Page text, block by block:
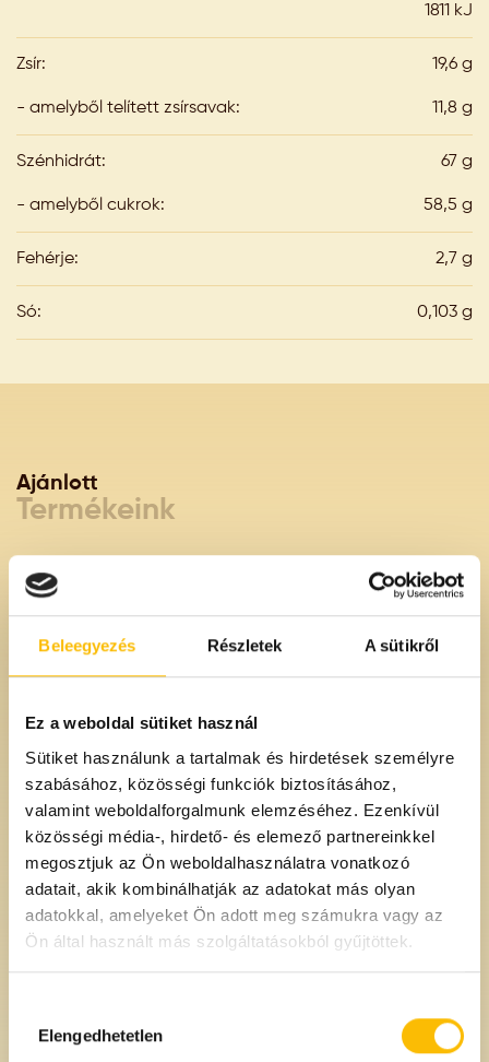
Beleegyezés Részletek A sütikről
Ez a weboldal sütiket használ
Sütiket használunk a tartalmak és hirdetések személyre
szabásához, közösségi funkciók biztosításához,
valamint weboldalforgalmunk elemzéséhez. Ezenkívül
közösségi média-, hirdető- és elemező partnereinkkel
megosztjuk az Ön weboldalhasználatra vonatkozó
adatait, akik kombinálhatják az adatokat más olyan
adatokkal, amelyeket Ön adott meg számukra vagy az
Ön által használt más szolgáltatásokból gyűjtöttek.
kiválasztása
Elengedhetetlen
1811 kJ
Zsír: 19,6 g
- amelyből telített zsírsavak: 11,8 g
Szénhidrát: 67 g
- amelyből cukrok: 58,5 g
Fehérje: 2,7 g
Só: 0,103 g
Ajánlott
Termékeink
Étcsokis kávészem
12900 Ft /kg
Étcsokis narancshéj drazsé
11900 Ft/kg